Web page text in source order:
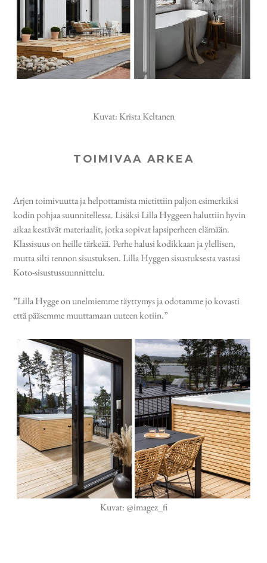
Kuvat: Krista Keltanen
TOIMIVAA ARKEA
Arjen toimivuutta ja helpottamista mietittiin paljon esimerkiksi
kodin pohjaa suunnitellessa. Lisäksi Lilla Hyggeen haluttiin hyvin
aikaa kestävät materiaalit, jotka sopivat lapsiperheen elämään.
Klassisuus on heille tärkeää. Perhe halusi kodikkaan ja ylellisen,
mutta silti rennon sisustuksen. Lilla Hyggen sisustuksesta vastasi
Koto-sisustussuunnittelu.
”Lilla Hygge on unelmiemme täyttymys ja odotamme jo kovasti
että pääsemme muuttamaan uuteen kotiin.”
Kuvat: @imagez_fi